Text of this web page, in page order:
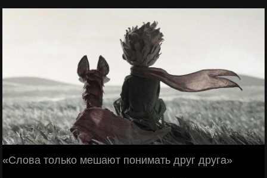
«Слова только мешают понимать друг друга»